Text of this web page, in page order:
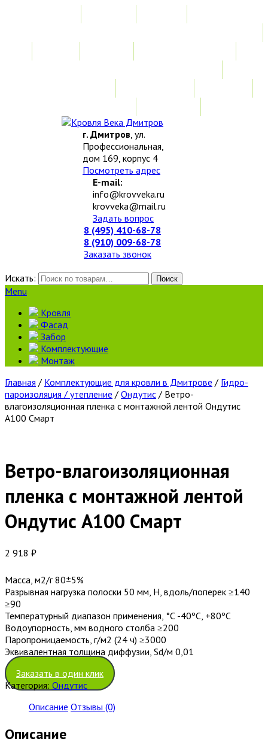
г. Дмитров, ул.
Профессиональная,
дом 169, корпус 4
Посмотреть адрес
E-mail:
info@krovveka.ru
krovveka@mail.ru
Задать вопрос
8 (495) 410-68-78
8 (910) 009-68-78
Заказать звонок
Искать:
Поиск
Menu
Кровля
Фасад
Забор
Комплектующие
Монтаж
Главная / Комплектующие для кровли в Дмитрове / Гидро-
пароизоляция / утепление / Ондутис / Ветро-
влагоизоляционная пленка с монтажной лентой Ондутис
А100 Смарт
Ветро-влагоизоляционная
пленка с монтажной лентой
Ондутис А100 Смарт
2 918 ₽
Масса, м2/г 80±5%
Разрывная нагрузка полоски 50 мм, Н, вдоль/поперек ≥140
≥90
Температурный диапазон применения, °С -40ºС, +80ºС
Водоупорность, мм водного столба ≥200
Паропроницаемость, г/м2 (24 ч) ≥3000
Эквивалентная толщина диффузии, Sd/м 0,01
Заказать в один клик
Категория: Ондутис
Описание Отзывы (0)
Описание